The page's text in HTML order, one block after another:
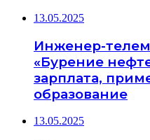
13.05.2025
Инженер-
«Бурение
зарплата,
образование
13.05.2025